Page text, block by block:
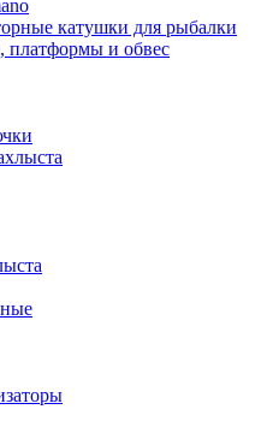
катушки для рыбалки
платформы и обвес